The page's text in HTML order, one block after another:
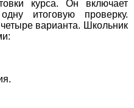
7 8 9 10
11
курса. Он включает
итоговую проверку.
варианта. Школьник